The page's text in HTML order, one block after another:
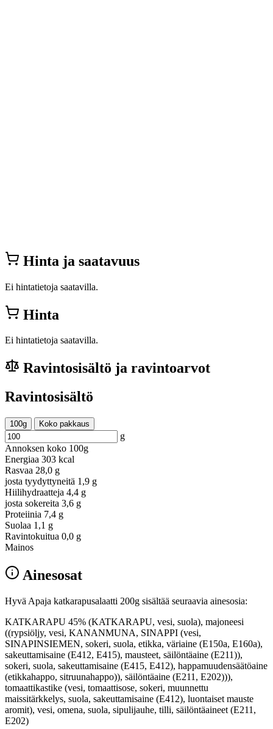
Hinta ja saatavuus
Ei hintatietoja saatavilla.
Hinta
Ei hintatietoja saatavilla.
Ravintosisältö ja ravintoarvot
Ravintosisältö
100g Koko pakkaus
g
Annoksen koko 100g
Energiaa 303 kcal
Rasvaa 28,0 g
josta tyydyttyneitä 1,9 g
Hiilihydraatteja 4,4 g
josta sokereita 3,6 g
Proteiinia 7,4 g
Suolaa 1,1 g
Ravintokuitua 0,0 g
Mainos
Ainesosat
Hyvä Apaja katkarapusalaatti 200g sisältää seuraavia ainesosia:
KATKARAPU 45% (KATKARAPU, vesi, suola), majoneesi
((rypsiöljy, vesi, KANANMUNA, SINAPPI (vesi,
SINAPINSIEMEN, sokeri, suola, etikka, väriaine (E150a, E160a),
sakeuttamisaine (E412, E415), mausteet, säilöntäaine (E211)),
sokeri, suola, sakeuttamisaine (E415, E412), happamuudensäätöaine
(etikkahappo, sitruunahappo)), säilöntäaine (E211, E202))),
tomaattikastike (vesi, tomaattisose, sokeri, muunnettu
maissitärkkelys, suola, sakeuttamisaine (E412), luontaiset mauste
aromit), vesi, omena, suola, sipulijauhe, tilli, säilöntäaineet (E211,
E202)